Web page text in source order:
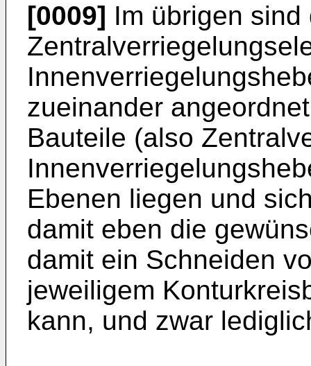
[0009] Im übrigen
zueinander
Bauteile (also
Ebenen liegen und
damit eben die
damit ein Schneiden
jeweiligem
kann, und zwar